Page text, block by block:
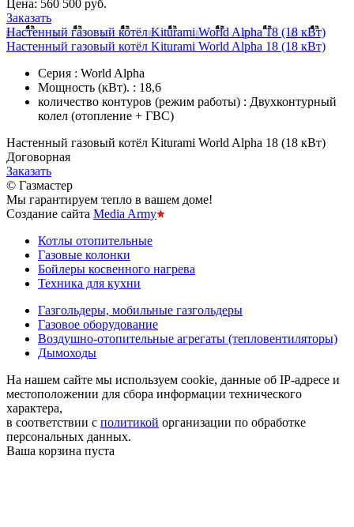
Цена: 560 500 руб.
Заказать
Настенный газовый котёл Kiturami World Alpha 18 (18 кВт)
Настенный газовый котёл Kiturami World Alpha 18 (18 кВт)
Серия : World Alpha
Мощность (кВт). : 18,6
количество контуров (режим работы) : Двухконтурный
колел (отопление + ГВС)
Настенный газовый котёл Kiturami World Alpha 18 (18 кВт)
Договорная
Заказать
© Газмастер
Мы гарантируем тепло в вашем доме!
Создание сайта Media Army
Котлы отопительные
Газовые колонки
Бойлеры косвенного нагрева
Техника для кухни
Газгольдеры, мобильные газгольдеры
Газовое оборудование
Воздушно-отопительные агрегаты (тепловентиляторы)
Дымоходы
На нашем сайте мы используем cookie, данные об IP-адресе и
местоположении для сбора информации технического
характера,
в соответствии с политикой организации по обработке
персональных данных.
Ваша корзина пуста